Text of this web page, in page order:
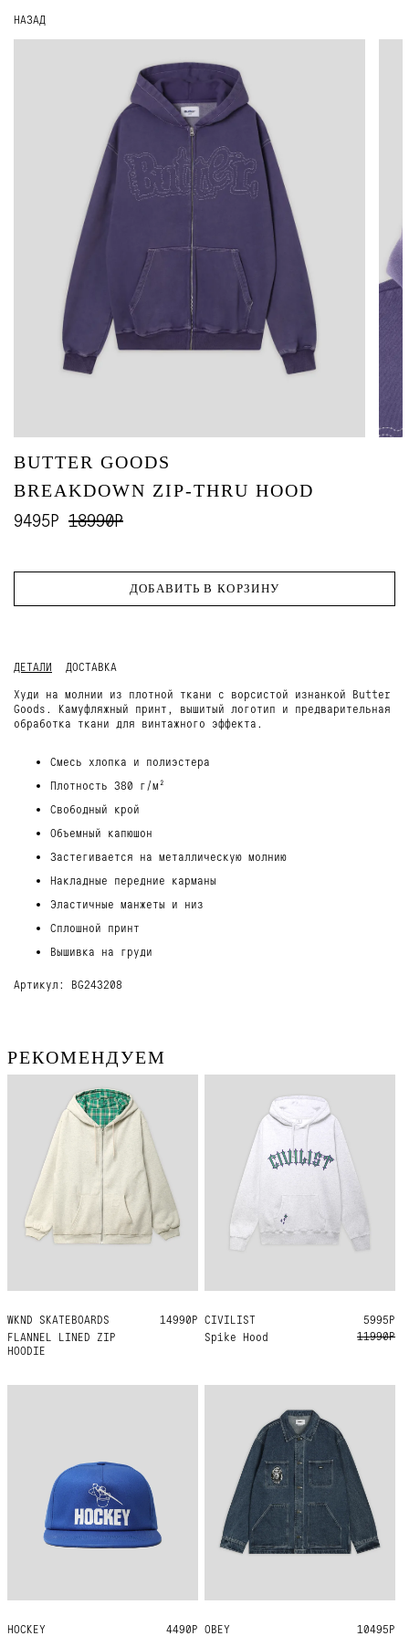
НАЗАД
BUTTER GOODS
BREAKDOWN ZIP-THRU HOOD
9495Р 18990Р
ДОБАВИТЬ В КОРЗИНУ
ДЕТАЛИ
ДОСТАВКА
Худи на молнии из плотной ткани с ворсистой изнанкой Butter
Goods. Камуфляжный принт, вышитый логотип и предварительная
обработка ткани для винтажного эффекта.
Смесь хлопка и полиэстера
Плотность 380 г/м²
Свободный крой
Объемный капюшон
Застегивается на металлическую молнию
Накладные передние карманы
Эластичные манжеты и низ
Сплошной принт
Вышивка на груди
Артикул: BG243208
РЕКОМЕНДУЕМ
WKND SKATEBOARDS
FLANNEL LINED ZIP
HOODIE
M L XL 14990Р CIVILIST
Spike Hood
L XL
5995Р
11990Р
HOCKEY
ONE SIZE 4490Р OBEY
S 10495Р